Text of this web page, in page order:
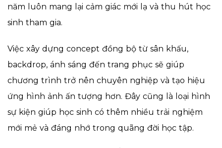
năm luôn mang lại cảm giác mới lạ và thu hút học
sinh tham gia.
Việc xây dựng concept đồng bộ từ sân khấu,
backdrop, ánh sáng đến trang phục sẽ giúp
chương trình trở nên chuyên nghiệp và tạo hiệu
ứng hình ảnh ấn tượng hơn. Đây cũng là loại hình
sự kiện giúp học sinh có thêm nhiều trải nghiệm
mới mẻ và đáng nhớ trong quãng đời học tập.